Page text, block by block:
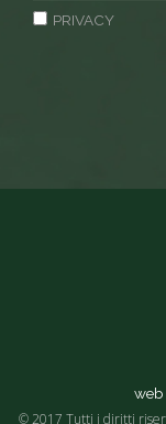
PRIVACY
web
© 2017 Tutti i diritti